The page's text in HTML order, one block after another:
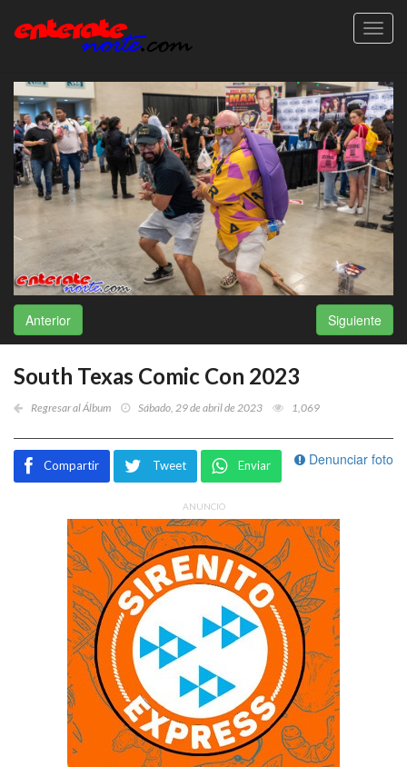
Anterior Siguiente
South Texas Comic Con 2023
Regresar al Álbum Sábado, 29 de abril de 2023 1,069
Denunciar foto
Compartir Tweet Enviar
ANUNCIO